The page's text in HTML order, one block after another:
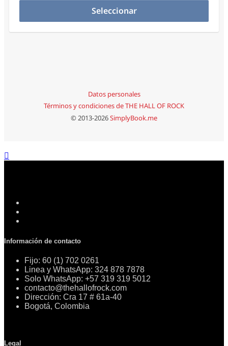
Información de contacto
Fijo: 60 (1) 702 0261
Linea y WhatsApp: 324 878 7878
Solo WhatsApp: +57 319 319 5012
contacto@thehallofrock.com
Dirección: Cra 17 # 61a-40
Bogotá, Colombia
Legal